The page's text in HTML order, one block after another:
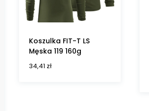
Koszulka FIT-T LS
Męska 119 160g
34,41 zł